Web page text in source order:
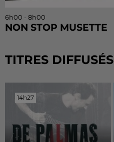
6h00 - 8h00
NON STOP MUSETTE
TITRES DIFFUSÉS
14h27
14h27